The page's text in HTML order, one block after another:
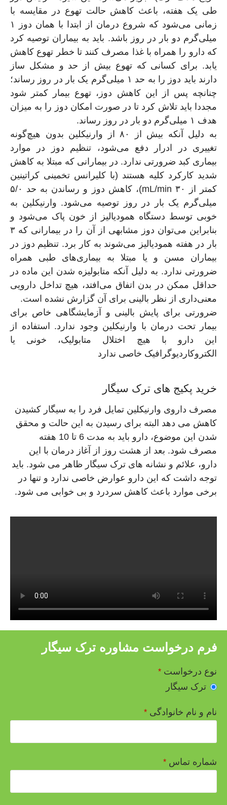
طی یک هفته، باعث کاهش حالت تهوع در مقایسه با
زمانی می‌شود که شروع درمان از ابتدا با همان دوز ۱
میلی‌گرم دو بار در روز باشد. باید به بیماران توصیه کرد
که دارو را همراه با غذا مصرف کنند تا خطر تهوع کاهش
یابد. برای کسانی که تهوع بیش از حد و مشکل ساز
دارند باید دوز را به حد ۱ میلی‌گرم یک بار در روز رساند؛
چنانچه پس از این کاهش دوز، تهوع بیمار کمتر شود
مجددا باید تلاش کرد تا در صورت امکان دوز را به میزان
هدف ۱ میلی‌گرم دو بار در روز رساند.
به دلیل آنکه بیش از ۸۰ از وارنیکلین بدون هیچ‌گونه
تغییری در ادرار دفع می‌شود، تنظیم دوز در موارد
بیماری کبد ضرورتی ندارد. در بیمارانی که مبتلا به کاهش
شدید کارکرد کلیه هستند (با کلیرانس تخمینی کراتینین
کمتر از mL/min ۳۰)، کاهش دوز و رساندن به حد ۵/۰
میلی‌گرم یک بار در روز توصیه می‌شود. وارنیکلین به
خوبی توسط دستگاه همودیالیز از خون پاک می‌شود و
بنابراین می‌توان دوز مشابهی از آن را در بیمارانی که ۳
بار در هفته همودیالیز می‌شوند به کار برد. تنظیم دوز در
بیماران مسن و یا مبتلا به بیماری‌های طبی همراه
ضرورتی ندارد. به دلیل آنکه متابولیزه شدن این ماده در
حداقل ممکن در بدن اتفاق می‌افتد، هیچ تداخل دارویی
معنی‌داری از نظر بالینی برای آن گزارش نشده است.
ضرورتی برای پایش بالینی و آزمایشگاهی خاص برای
بیمار تحت درمان با وارنیکلین وجود ندارد. استفاده از
این دارو با هیچ اختلال متابولیک، خونی یا
الکتروکاردیوگرافیک خاصی ندارد
خرید پکیج های ترک سیگار
مصرف داروی وارنیکلین تمایل فرد را به سیگار کشیدن
کاهش می دهد البته برای رسیدن به این حالت و محقق
شدن این موضوع، دارو باید به مدت 6 تا 10 هفته
مصرف شود. بعد از هشت روز از آغاز درمان با این
دارو، علائم و نشانه های ترک سیگار ظاهر می شود. باید
توجه داشت که این دارو عوارض خاصی ندارد و تنها در
برخی موارد باعث کاهش سردرد و بی خوابی می شود.
فرم درخواست مشاوره ترک سیگار
نوع درخواست *
ترک سیگار
نام و نام خانوادگی *
شماره تماس *